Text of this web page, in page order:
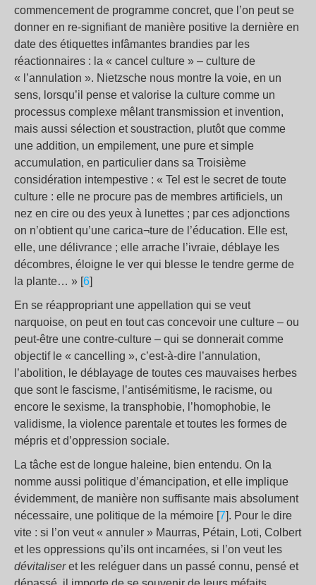
commencement de programme concret, que l’on peut se
donner en re-signifiant de manière positive la dernière en
date des étiquettes infâmantes brandies par les
réactionnaires : la « cancel culture » – culture de
« l’annulation ». Nietzsche nous montre la voie, en un
sens, lorsqu’il pense et valorise la culture comme un
processus complexe mêlant transmission et invention,
mais aussi sélection et soustraction, plutôt que comme
une addition, un empilement, une pure et simple
accumulation, en particulier dans sa Troisième
considération intempestive : « Tel est le secret de toute
culture : elle ne procure pas de membres artificiels, un
nez en cire ou des yeux à lunettes ; par ces adjonctions
on n’obtient qu’une carica¬ture de l’éducation. Elle est,
elle, une délivrance ; elle arrache l’ivraie, déblaye les
décombres, éloigne le ver qui blesse le tendre germe de
la plante… » [6]
En se réappropriant une appellation qui se veut
narquoise, on peut en tout cas concevoir une culture – ou
peut-être une contre-culture – qui se donnerait comme
objectif le « cancelling », c’est-à-dire l’annulation,
l’abolition, le déblayage de toutes ces mauvaises herbes
que sont le fascisme, l’antisémitisme, le racisme, ou
encore le sexisme, la transphobie, l’homophobie, le
validisme, la violence parentale et toutes les formes de
mépris et d’oppression sociale.
La tâche est de longue haleine, bien entendu. On la
nomme aussi politique d’émancipation, et elle implique
évidemment, de manière non suffisante mais absolument
nécessaire, une politique de la mémoire [7]. Pour le dire
vite : si l’on veut « annuler » Maurras, Pétain, Loti, Colbert
et les oppressions qu’ils ont incarnées, si l’on veut les
dévitaliseret les reléguer dans un passé connu, pensé et